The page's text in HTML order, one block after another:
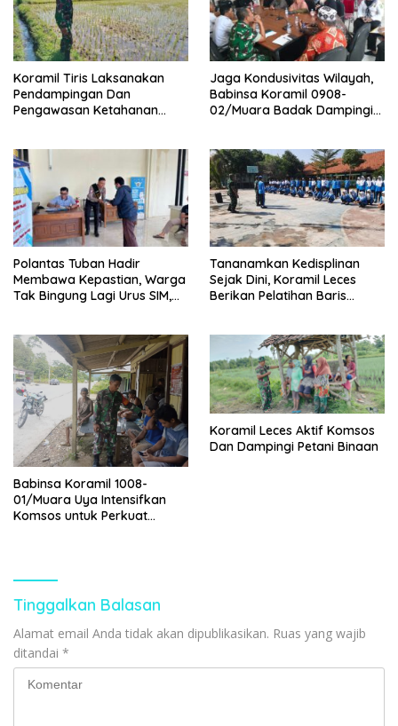
Koramil Tiris Laksanakan
Pendampingan Dan
Pengawasan Ketahanan
Jaga Kondusivitas Wilayah,
Babinsa Koramil 0908-
02/Muara Badak Dampingi
Polantas Tuban Hadir
Membawa Kepastian, Warga
Tak Bingung Lagi Urus SIM,
Tananamkan Kedisplinan
Sejak Dini, Koramil Leces
Berikan Pelatihan Baris
Babinsa Koramil 1008-
01/Muara Uya Intensifkan
Komsos untuk Perkuat
Koramil Leces Aktif Komsos
Dan Dampingi Petani Binaan
Tinggalkan Balasan
Alamat email Anda tidak akan dipublikasikan. Ruas yang wajib
ditandai *